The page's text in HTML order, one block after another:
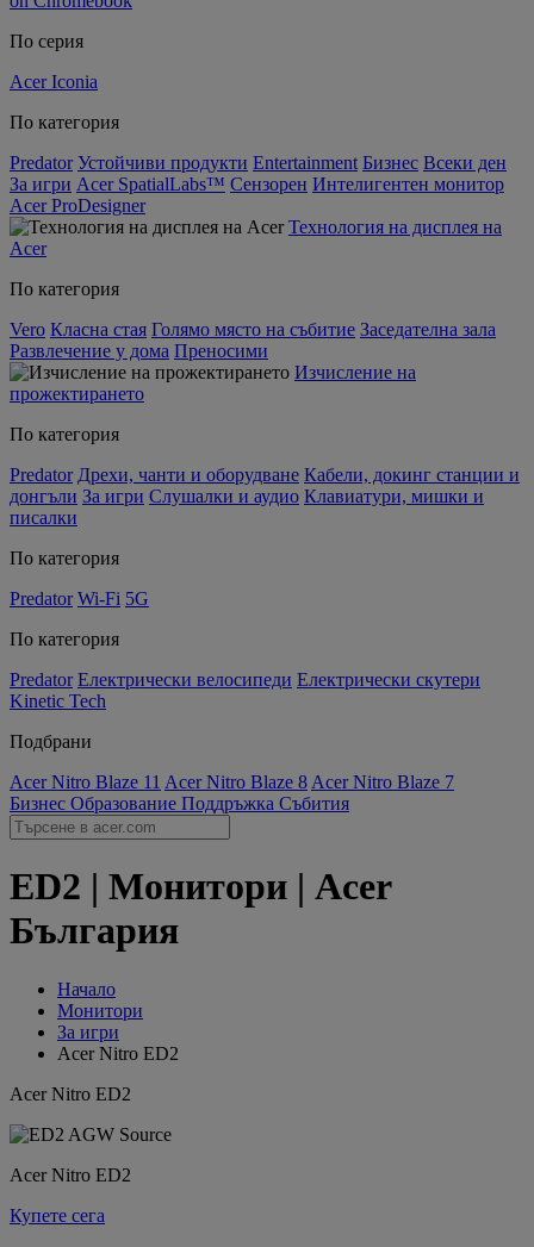
По серия
Acer Iconia
По категория
Predator Устойчиви продукти Entertainment Бизнес Всеки ден
За игри Acer SpatialLabs™ Сензорен Интелигентен монитор
Acer ProDesigner
Технология на дисплея на
Acer
По категория
Vero Класна стая Голямо място на събитие Заседателна зала
Развлечение у дома Преносими
Изчисление на
прожектирането
По категория
Predator Дрехи, чанти и оборудване Кабели, докинг станции и
донгъли За игри Слушалки и аудио Клавиатури, мишки и
писалки
По категория
Predator Wi-Fi 5G
По категория
Predator Електрически велосипеди Електрически скутери
Kinetic Tech
Подбрани
Acer Nitro Blaze 11 Acer Nitro Blaze 8 Acer Nitro Blaze 7
Бизнес Образование Поддръжка Събития
ED2 | Монитори | Acer
България
Начало
Монитори
За игри
Acer Nitro ED2
Acer Nitro ED2
Acer Nitro ED2
Купете сега